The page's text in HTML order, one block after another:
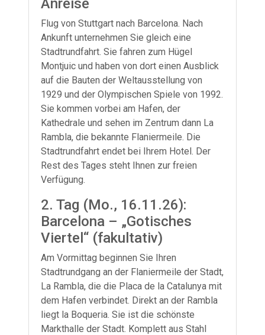
Anreise
Flug von Stuttgart nach Barcelona. Nach
Ankunft unternehmen Sie gleich eine
Stadtrundfahrt. Sie fahren zum Hügel
Montjuic und haben von dort einen Ausblick
auf die Bauten der Weltausstellung von
1929 und der Olympischen Spiele von 1992.
Sie kommen vorbei am Hafen, der
Kathedrale und sehen im Zentrum dann La
Rambla, die bekannte Flaniermeile. Die
Stadtrundfahrt endet bei Ihrem Hotel. Der
Rest des Tages steht Ihnen zur freien
Verfügung.
2. Tag (Mo., 16.11.26):
Barcelona – „Gotisches
Viertel“ (fakultativ)
Am Vormittag beginnen Sie Ihren
Stadtrundgang an der Flaniermeile der Stadt,
La Rambla, die die Placa de la Catalunya mit
dem Hafen verbindet. Direkt an der Rambla
liegt la Boqueria. Sie ist die schönste
Markthalle der Stadt. Komplett aus Stahl